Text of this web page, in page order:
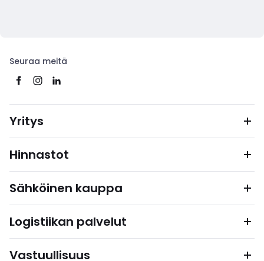
Seuraa meitä
Yritys
Hinnastot
Sähköinen kauppa
Logistiikan palvelut
Vastuullisuus